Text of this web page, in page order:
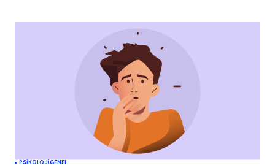
PSIKOLOJIGENEL